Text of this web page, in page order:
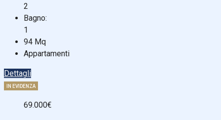
2
Bagno:
1
94 Mq
Appartamenti
Dettagli
IN EVIDENZA
69.000€